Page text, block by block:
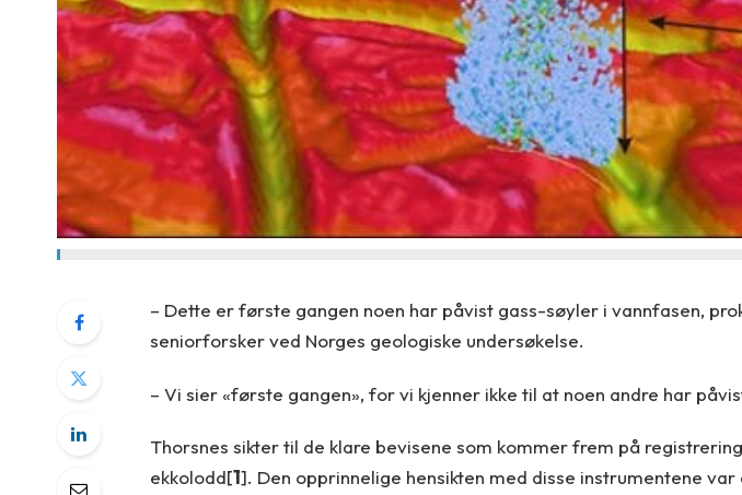
– Dette er første gangen noen har påvist gass-søyler i vannfasen,
seniorforsker ved Norges geologiske undersøkelse.
– Vi sier «første gangen», for vi kjenner ikke til at noen andre har
Thorsnes sikter til de klare bevisene som kommer frem på
ekkolodd[1]. Den opprinnelige hensikten med disse instrumentene